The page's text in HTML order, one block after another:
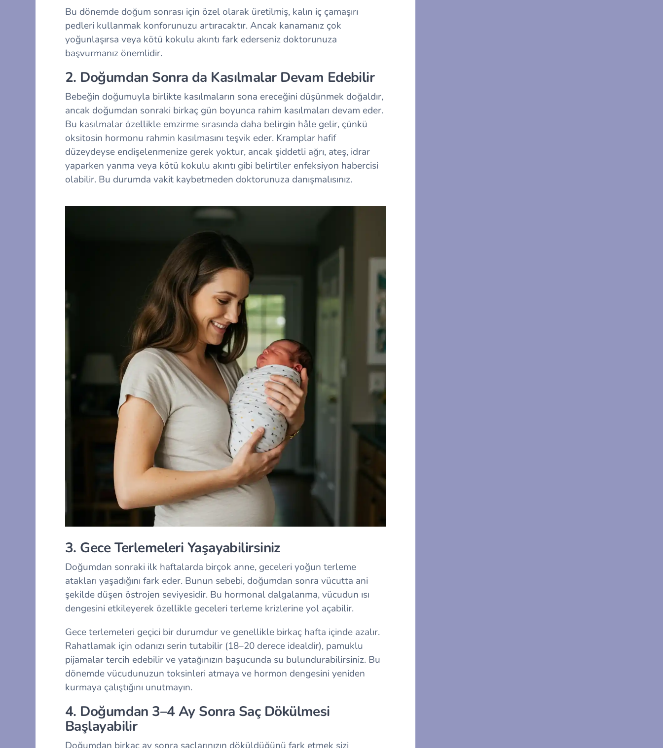
Bu dönemde doğum sonrası için özel olarak üretilmiş, kalın iç çamaşırı
pedleri kullanmak konforunuzu artıracaktır. Ancak kanamanız çok
yoğunlaşırsa veya kötü kokulu akıntı fark ederseniz doktorunuza
başvurmanız önemlidir.
2. Doğumdan Sonra da Kasılmalar Devam Edebilir
Bebeğin doğumuyla birlikte kasılmaların sona ereceğini düşünmek doğaldır,
ancak doğumdan sonraki birkaç gün boyunca rahim kasılmaları devam eder.
Bu kasılmalar özellikle emzirme sırasında daha belirgin hâle gelir, çünkü
oksitosin hormonu rahmin kasılmasını teşvik eder. Kramplar hafif
düzeydeyse endişelenmenize gerek yoktur, ancak şiddetli ağrı, ateş, idrar
yaparken yanma veya kötü kokulu akıntı gibi belirtiler enfeksiyon habercisi
olabilir. Bu durumda vakit kaybetmeden doktorunuza danışmalısınız.
3. Gece Terlemeleri Yaşayabilirsiniz
Doğumdan sonraki ilk haftalarda birçok anne, geceleri yoğun terleme
atakları yaşadığını fark eder. Bunun sebebi, doğumdan sonra vücutta ani
şekilde düşen östrojen seviyesidir. Bu hormonal dalgalanma, vücudun ısı
dengesini etkileyerek özellikle geceleri terleme krizlerine yol açabilir.
Gece terlemeleri geçici bir durumdur ve genellikle birkaç hafta içinde azalır.
Rahatlamak için odanızı serin tutabilir (18–20 derece idealdir), pamuklu
pijamalar tercih edebilir ve yatağınızın başucunda su bulundurabilirsiniz. Bu
dönemde vücudunuzun toksinleri atmaya ve hormon dengesini yeniden
kurmaya çalıştığını unutmayın.
4. Doğumdan 3–4 Ay Sonra Saç Dökülmesi
Başlayabilir
Doğumdan birkaç ay sonra saçlarınızın döküldüğünü fark etmek sizi